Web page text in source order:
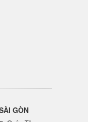
GÒN